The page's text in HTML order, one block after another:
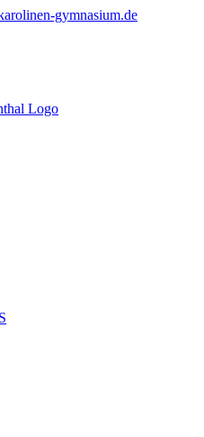
gymnasium.de